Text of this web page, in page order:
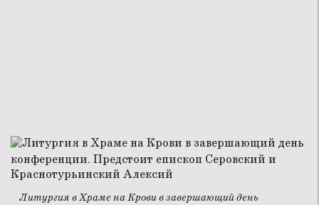
Литургия в Храме на Крови в завершающий день